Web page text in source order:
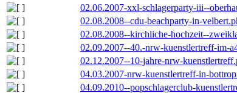
02.06.2007-xxl-schlagerparty-iii--
02.08.2008--cdu-beachparty-in-
02.08.2008--kirchliche-hochzeit--
02.09.2007--40.-nrw-kuenstlertreff-im-
02.12.2007--10-jahre-nrw-
04.03.2007-nrw-kuenstlertreff-in-
04.09.2010--popschlagerclub-